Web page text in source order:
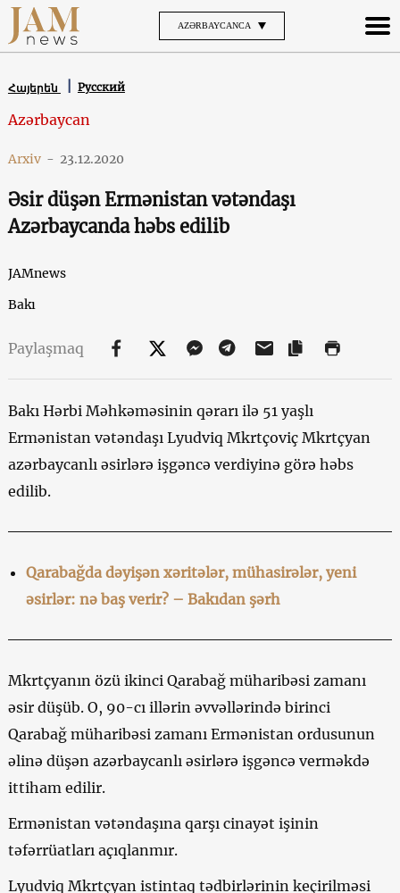
AZƏRBAYCANCA
Հայերեն Русский
Azərbaycan
Arxiv - 23.12.2020
Əsir düşən Ermənistan vətəndaşı
Azərbaycanda həbs edilib
JAMnews
Bakı
Paylaşmaq
Bakı Hərbi Məhkəməsinin qərarı ilə 51 yaşlı
Ermənistan vətəndaşı Lyudviq Mkrtçoviç Mkrtçyan
azərbaycanlı əsirlərə işgəncə verdiyinə görə həbs
edilib.
Qarabağda dəyişən xəritələr, mühasirələr, yeni
əsirlər: nə baş verir? – Bakıdan şərh
Mkrtçyanın özü ikinci Qarabağ müharibəsi zamanı
əsir düşüb. O, 90-cı illərin əvvəllərində birinci
Qarabağ müharibəsi zamanı Ermənistan ordusunun
əlinə düşən azərbaycanlı əsirlərə işgəncə verməkdə
ittiham edilir.
Ermənistan vətəndaşına qarşı cinayət işinin
təfərrüatları açıqlanmır.
Lyudviq Mkrtçyan istintaq tədbirlərinin keçirilməsi